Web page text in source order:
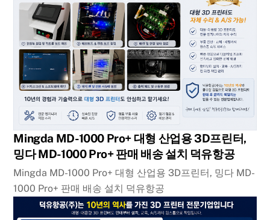
Mingda MD-1000 Pro+ 대형 산업용 3D프린터,
밍다 MD-1000 Pro+ 판매 배송 설치 덕유항공
Mingda MD-1000 Pro+ 대형 산업용 3D프린터, 밍다 MD-
1000 Pro+ 판매 배송 설치 덕유항공